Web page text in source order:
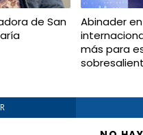
de San
Abinader
más para